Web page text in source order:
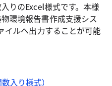
りのExcel様式です。本様
環境報告書作成支援シス
イルへ出力することが可能
入り様式）